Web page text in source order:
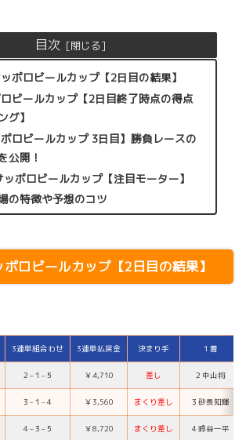
目次
ポロビールカップ【2日目の結果】
ビールカップ【2日目終了時点の得点
グ】
ポロビールカップ 3日目】勝負レースの
公開！
ポロビールカップ【注目モーター】
の特徴や予想のコツ
ロビールカップ【2日目の結果】
3連単組合わせ 3連単払戻金 決まり手 １着
２ –１ – ５ ￥4,710 差し ２ 中山将
３ –１ –４ ￥3,560 まくり差し ３ 砂長知輝
４ –３ – ５ ￥8,720 まくり差し ４ 鈴谷一平